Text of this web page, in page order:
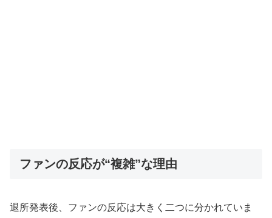
ファンの反応が“複雑”な理由
退所発表後、ファンの反応は大きく二つに分かれていま